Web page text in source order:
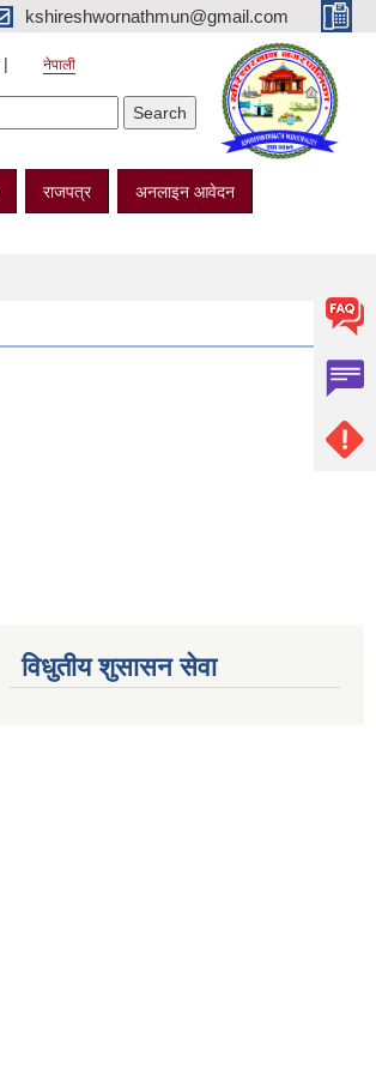
kshireshwornathmun@gmail.com
नेपाली
राजपत्र अनलाइन आवेदन
विधुतीय शुसासन सेवा